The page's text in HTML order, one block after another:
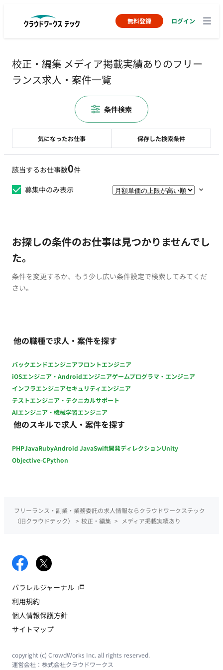
無料登録 ログイン
校正・編集 メディア掲載実績ありのフリー
ランス求人・案件一覧
該当するお仕事数0件
募集中のみ表示
お探しの条件のお仕事は見つかりませんでし
た。
条件を変更するか、もう少し広い条件設定で検索してみてくだ
さい。
他の職種で求人・案件を探す
バックエンドエンジニアフロントエンジニア
iOSエンジニア・Androidエンジニアゲームプログラマ・エンジニア
インフラエンジニアセキュリティエンジニア
テストエンジニア・テクニカルサポート
AIエンジニア・機械学習エンジニア
他のスキルで求人・案件を探す
PHPJavaRubyAndroid JavaSwift開発ディレクションUnity
Objective-CPython
気になったお仕事 保存した検索条件
条件検索
フリーランス・副業・業務委託の求人情報ならクラウドワークステック
（旧クラウドテック）
> 校正・編集 > メディア掲載実績あり
パラレルジャーナル
利用規約
個人情報保護方針
サイトマップ
copyright (c) CrowdWorks Inc. all rights reserved.
運営会社： 株式会社クラウドワークス